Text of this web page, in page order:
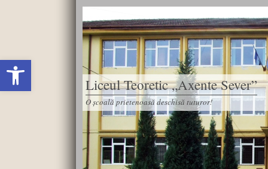
Deschide bara de unelte
Liceul Teoretic „Axente Sever”
O școală prietenoasă deschisă tuturor!